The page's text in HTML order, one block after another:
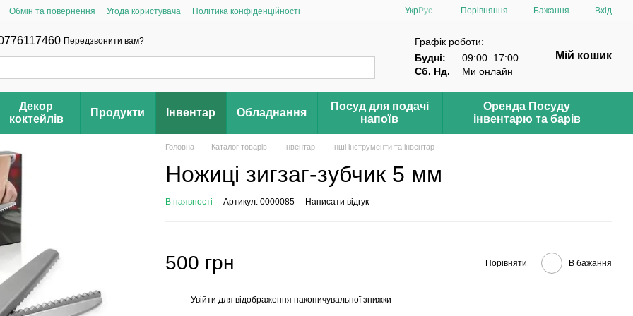
Обмін та повернення Угода користувача
Політика конфіденційності
УкрРус Порівняння Бажання Вхід
Передзвонити вам?
Графік роботи:
Будні:
09:00–17:00
Сб. Нд.
Ми онлайн
Мій кошик
Декор
коктейлів
Продукти Інвентар Обладнання
Посуд для подачі
напоїв
Оренда Посуду
інвентарю та барів
Головна Каталог товарів Інвентар Інші інструменти та інвентар
Ножиці зигзаг-зубчик 5 мм
В наявності Артикул: 0000085 Написати відгук
500 грн Порівняти В бажання
Увійти для відображення накопичувальної знижки